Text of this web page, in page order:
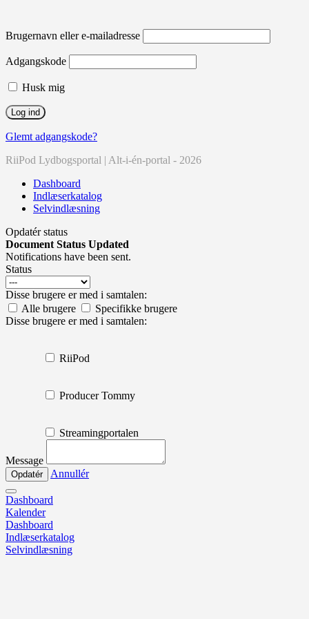
Brugernavn eller e-mailadresse
Adgangskode
Husk mig
Glemt adgangskode?
RiiPod Lydbogsportal | Alt-i-én-portal - 2026
Dashboard
Indlæserkatalog
Selvindlæsning
Opdatér status
Document Status Updated
Notifications have been sent.
Status
Disse brugere er med i samtalen:
Alle brugere
Specifikke brugere
Disse brugere er med i samtalen:
RiiPod
Producer Tommy
Streamingportalen
Message
Annullér
Dashboard
Kalender
Dashboard
Indlæserkatalog
Selvindlæsning